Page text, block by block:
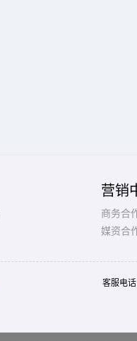
营销
商务合
媒资合
客服电